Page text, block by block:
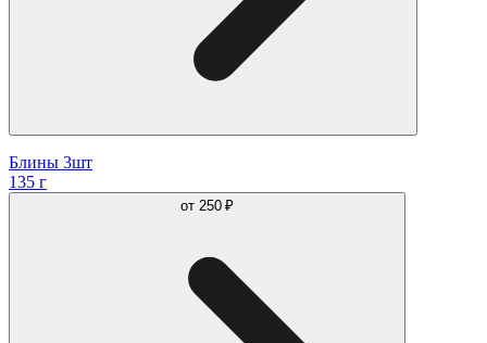
Блины 3шт
135 г
от 250 ₽